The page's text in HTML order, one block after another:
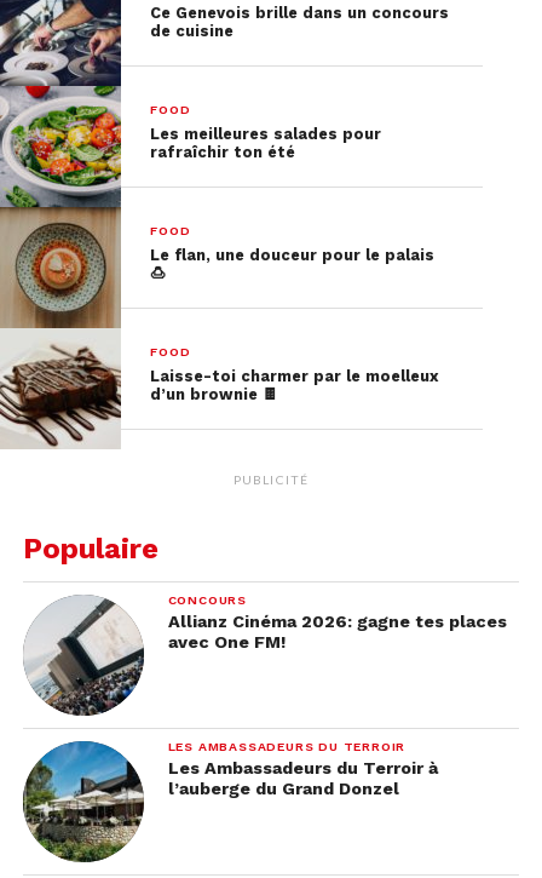
Un Carpaccio de melon jaune,
jambon et mozzarella
Une recette qui change du basique melon en
tranche avec du jambon cru, qu’on a l’habitude de
consommer en cas de grosse chaleur.
Pour 4 personnes, il te faut :
1 melon jaune
4 tranches de jambon cru
1 boule de mozzarella
Quelques feuilles de roquette
20gr de pignons de pin
4 cuillères à café de vinaigre
balsamique
La recette :
Ce Genevois brille dans un concours
de cuisine
FOOD
Les meilleures salades pour
rafraîchir ton été
FOOD
Le flan, une douceur pour le palais
🍮
FOOD
Laisse-toi charmer par le moelleux
d’un brownie 🍫
PUBLICITÉ
Populaire
CONCOURS
Allianz Cinéma 2026: gagne tes places
avec One FM!
LES AMBASSADEURS DU TERROIR
Les Ambassadeurs du Terroir à
l’auberge du Grand Donzel